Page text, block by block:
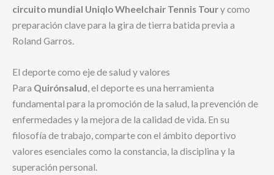
circuito mundial Uniqlo Wheelchair Tennis Toury como
preparación clave para la gira de tierra batida previa a
Roland Garros.
El deporte como eje de salud y valores
Para Quirónsalud, el deporte es una herramienta
fundamental para la promoción de la salud, la prevención de
enfermedades y la mejora de la calidad de vida. En su
filosofía de trabajo, comparte con el ámbito deportivo
valores esenciales como la constancia, la disciplina y la
superación personal.